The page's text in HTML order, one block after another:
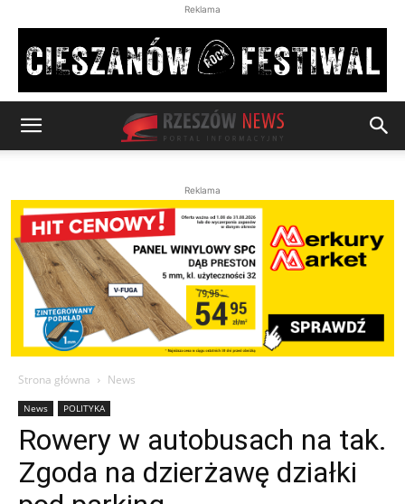
Reklama
Reklama
Strona główna News
News POLITYKA
Rowery w autobusach na tak.
Zgoda na dzierżawę działki